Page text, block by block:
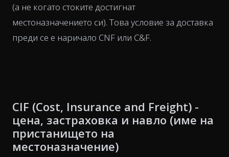
(а не когато стоките достигнат
местоназначението си). Това условие за доставка
преди се е наричало CNF или C&F.
CIF (Cost, Insurance and Freight) -
цена, застраховка и навло (име на
пристанището на
местоназначение)